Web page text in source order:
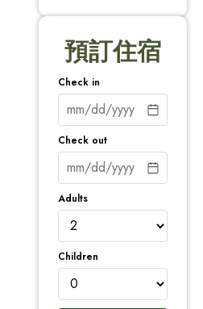
預訂住宿
Check in
Check out
Adults
Children